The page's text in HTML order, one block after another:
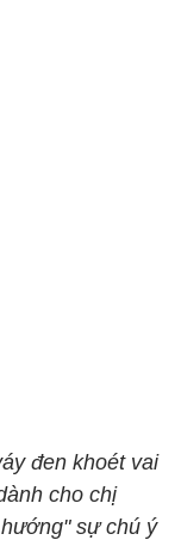
đen khoét vai
cho chị
sự chú ý